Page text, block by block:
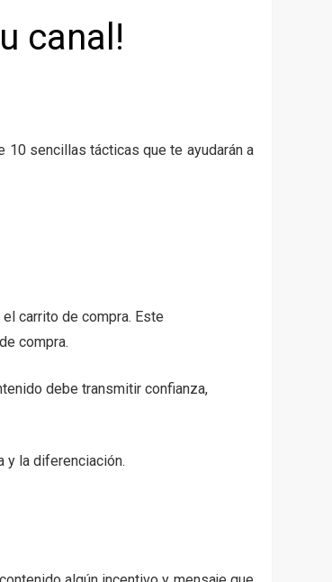
canal!
10 sencillas tácticas que te ayudarán a
carrito de compra. Este
compra.
debe transmitir confianza,
y la diferenciación.